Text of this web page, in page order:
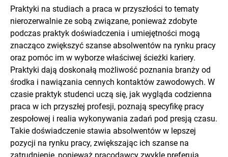
Praktyki na studiach a praca w przyszłości to tematy
nierozerwalnie ze sobą związane, ponieważ zdobyte
podczas praktyk doświadczenia i umiejętności mogą
znacząco zwiększyć szanse absolwentów na rynku pracy
oraz pomóc im w wyborze właściwej ścieżki kariery.
Praktyki dają doskonałą możliwość poznania branży od
środka i nawiązania cennych kontaktów zawodowych. W
czasie praktyk studenci uczą się, jak wygląda codzienna
praca w ich przyszłej profesji, poznają specyfikę pracy
zespołowej i realia wykonywania zadań pod presją czasu.
Takie doświadczenie stawia absolwentów w lepszej
pozycji na rynku pracy, zwiększając ich szanse na